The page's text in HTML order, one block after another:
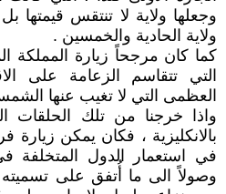
وجعلها ولاية لا تنتقس قيمتها
ولاية الحادية والخمسين .
كما كان مرجحاً زيارة المملكة
التي تتقاسم الزعامة على
العظمى التي لا تغيب عنها
واذا خرجنا من تلك الحلقات
بالانكليزية ، فكان يمكن زيارة
في استعمار الدول المتخلفة
وصولاً الى ما أُتفق على